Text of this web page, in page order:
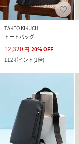
TAKEO KIKUCHI
トートバッグ
12,320 円 20%OFF
112ポイント(1倍)